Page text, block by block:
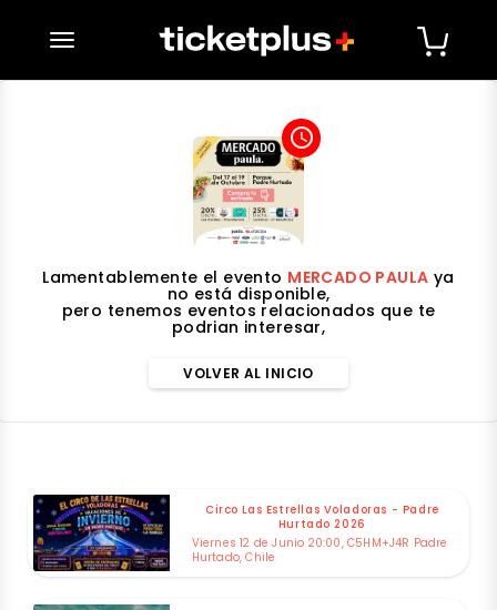
desplegar navegación
access_time
Lamentablemente el evento MERCADO PAULA ya
no está disponible,
pero tenemos eventos relacionados que te
podrian interesar,
VOLVER AL INICIO
Circo Las Estrellas Voladoras - Padre
Hurtado 2026
Viernes 12 de Junio 20:00, C5HM+J4R Padre
Hurtado, Chile